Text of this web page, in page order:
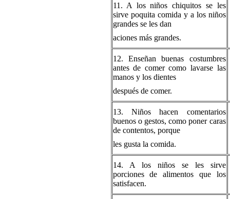
11. A los niños chiquitos se les
sirve poquita comida y a los niños
grandes se les dan
aciones más grandes.
12. Enseñan buenas costumbres
antes de comer como lavarse las
manos y los dientes
después de comer.
13. Niños hacen comentarios
buenos o gestos, como poner caras
de contentos, porque
les gusta la comida.
14. A los niños se les sirve
porciones de alimentos que los
satisfacen.